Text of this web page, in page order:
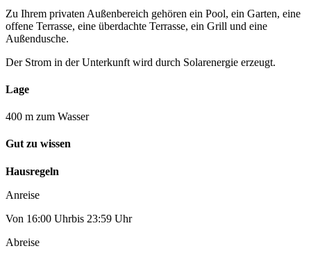
Zu Ihrem privaten Außenbereich gehören ein Pool, ein Garten, eine
offene Terrasse, eine überdachte Terrasse, ein Grill und eine
Außendusche.
Der Strom in der Unterkunft wird durch Solarenergie erzeugt.
Lage
400 m zum Wasser
Gut zu wissen
Hausregeln
Anreise
Von 16:00 Uhrbis 23:59 Uhr
Abreise